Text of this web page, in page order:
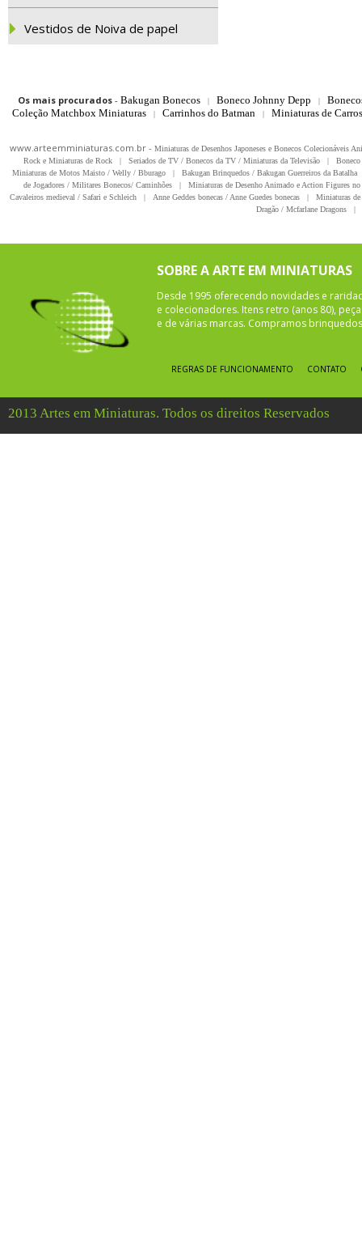
Vestidos de Noiva de papel
Os mais procurados- Bakugan Bonecos | Boneco Johnny Depp |
Coleção Matchbox Miniaturas
| Carrinhos do Batman | Miniaturas de
www.arteemminiaturas.com.br - Miniaturas de Desenhos Japoneses e Bonecos Colecionáveis
Rock e Miniaturas de Rock
| Seriados de TV / Bonecos da TV / Miniaturas da Televisão |
Miniaturas de Motos Maisto / Welly / Bburago
| Bakugan Brinquedos / Bakugan Guerreiros da Batalha
de Jogadores / Militares Bonecos/ Caminhões
|
Miniaturas de Desenho Animado e Action Figures
Cavaleiros medieval / Safari e Schleich
| Anne Geddes bonecas / Anne Guedes bonecas |
Miniaturas
Dragão / Mcfarlane Dragons
|
SOBRE A ARTE EM MINIATURAS
Desde 1995 oferecendo novidades e
e colecionadores. Itens retro (anos 80),
e de várias marcas. Compramos
REGRAS DE FUNCIONAMENTO CONTATO
2013 Artes em Miniaturas. Todos os direitos Reservados